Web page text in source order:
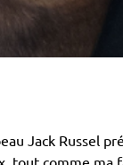
Jack Russel
tout comme ma